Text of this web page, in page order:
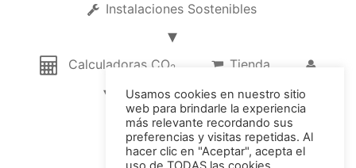
Instalaciones Sostenibles
Calculadoras CO2 Tienda
© 2022 Pacto Verde, SL
Usamos cookies en nuestro sitio
web para brindarle la experiencia
más relevante recordando sus
preferencias y visitas repetidas. Al
hacer clic en "Aceptar", acepta el